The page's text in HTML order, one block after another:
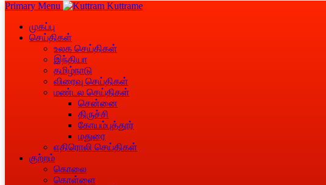
Primary Menu
முகப்பு
செய்திகள்
உலக செய்திகள்
இந்தியா
தமிழ்நாடு
விரைவு செய்திகள்
மண்டல செய்திகள்
சென்னை
திருச்சி
கோயம்புத்தூர்
மதுரை
எதிரொலி செய்திகள்
குற்றம்
கொலை
கொள்ளை